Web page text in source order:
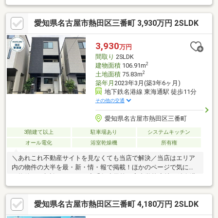
愛知県名古屋市熱田区三番町 3,930万円 2SLDK
3,930万円
間取り 2SLDK
建物面積106.91m2
土地面積75.83m2
築年月 2023年3月(築3年6ヶ月)
地下鉄名港線 東海通駅 徒歩11分
その他の交通
愛知県名古屋市熱田区三番町
3階建て以上 駐車場あり
システムキッチン
オール電化
浴室乾燥機 所有権
＼あれこれ不動産サイトを見なくても当店で解決／当店はエリア
内の物件の大半を最・新・情・報で掲載！ほかのページで気にな
る物件もご相談ください。◆千年小学校／宮中学校◆地下鉄名港
線「東海通」駅 徒歩11分◆各居室にWIC有り◆多様な用途で使
用できるサービスルーム付き※写真をクリックすると、詳細をご
覧いただけます。＝＝＝＝＝＝＝＝＝＝＝＝＝＝＝＝＝＝＝＝＝
＝＝＝＝《近隣物件も多数ご案内♪》私たちは売り込みません。お
愛知県名古屋市熱田区三番町 4,180万円 2SLDK